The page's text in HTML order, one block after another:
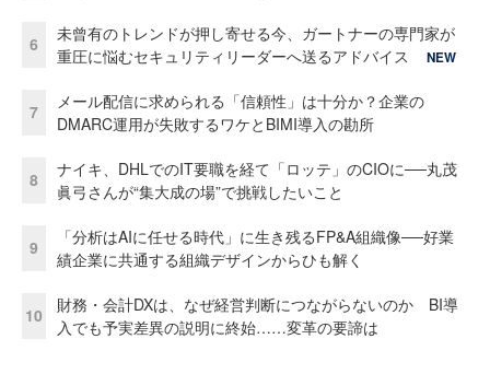
6
未曾有のトレンドが押し寄せる今、ガートナーの専門家が
重圧に悩むセキュリティリーダーへ送るアドバイス
NEW
7
メール配信に求められる「信頼性」は十分か？企業の
DMARC運用が失敗するワケとBIMI導入の勘所
8
ナイキ、DHLでのIT要職を経て「ロッテ」のCIOに──丸茂
眞弓さんが“集大成の場”で挑戦したいこと
9
「分析はAIに任せる時代」に生き残るFP&A組織像──好業
績企業に共通する組織デザインからひも解く
10
財務・会計DXは、なぜ経営判断につながらないのか BI導
入でも予実差異の説明に終始……変革の要諦は